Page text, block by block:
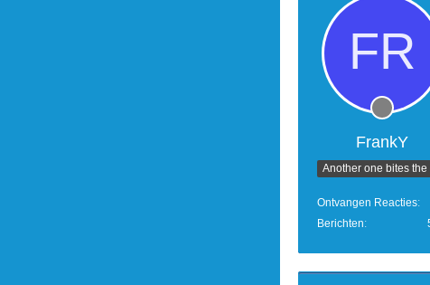
FrankY
Ontvangen Reacties
Berichten